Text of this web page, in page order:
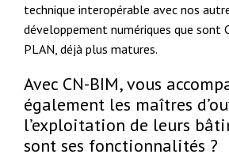
technique interopérable avec nos
développement numériques que sont
PLAN, déjà plus matures.
Avec CN-BIM, vous
également les maîtres
l’exploitation de leurs
sont ses fonctionnalités ?